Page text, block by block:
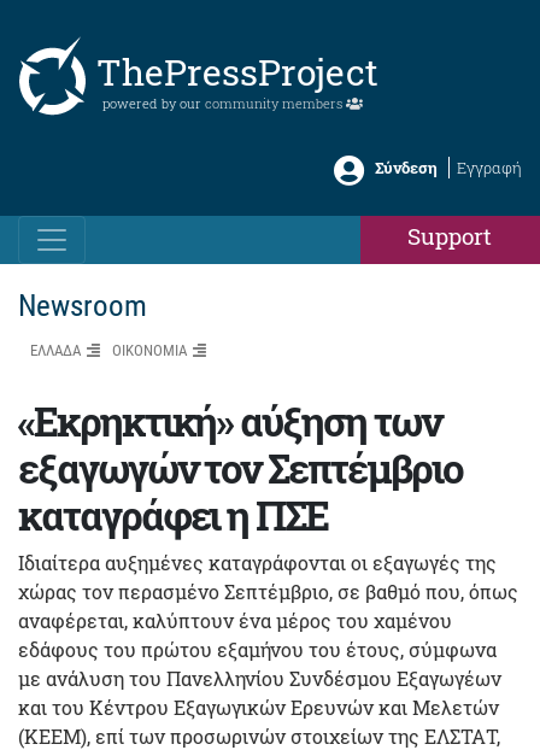
ThePressProject
powered by our community members
Σύνδεση Εγγραφή
Support
Newsroom
ΕΛΛΑΔΑ ΟΙΚΟΝΟΜΙΑ
«Εκρηκτική» αύξηση των
εξαγωγών τον Σεπτέμβριο
καταγράφει η ΠΣΕ
Ιδιαίτερα αυξημένες καταγράφονται οι εξαγωγές της
χώρας τον περασμένο Σεπτέμβριο, σε βαθμό που, όπως
αναφέρεται, καλύπτουν ένα μέρος του χαμένου
εδάφους του πρώτου εξαμήνου του έτους, σύμφωνα
με ανάλυση του Πανελληνίου Συνδέσμου Εξαγωγέων
και του Κέντρου Εξαγωγικών Ερευνών και Μελετών
(ΚΕΕΜ), επί των προσωρινών στοιχείων της ΕΛΣΤΑΤ,